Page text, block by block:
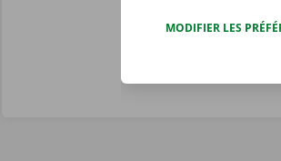
MODIFIER LES